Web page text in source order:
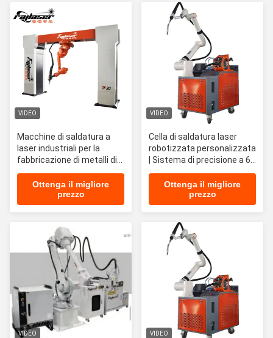
VIDEO
Macchine di saldatura a
laser industriali per la
fabbricazione di metalli di
precisione e applicazioni di
fusione senza saldature
nei processi di produzione
Ottenga il migliore
prezzo
VIDEO
Cella di saldatura laser
robotizzata personalizzata
| Sistema di precisione a 6
assi
Ottenga il migliore
prezzo
VIDEO VIDEO